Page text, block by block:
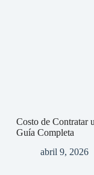
Costo de Contratar
Guía Completa
abril 9, 2026